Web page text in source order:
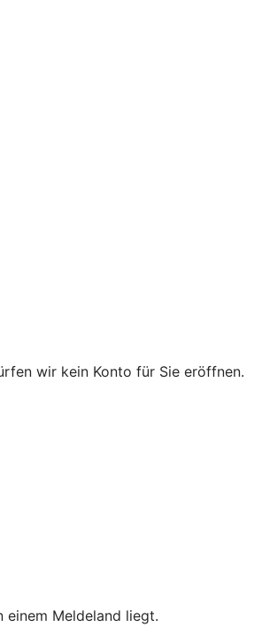
wir kein Konto für Sie eröffnen.
Meldeland liegt.